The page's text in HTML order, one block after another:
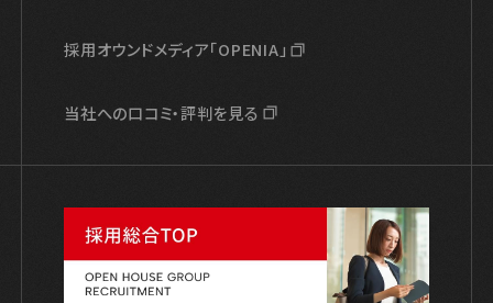
採用オウンドメディア「OPENIA」
当社への口コミ・評判を見る